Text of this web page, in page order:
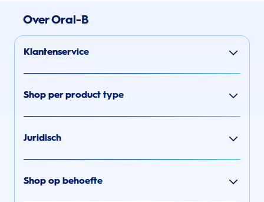
Over Oral-B
Klantenservice
Shop per product type
Juridisch
Shop op behoefte